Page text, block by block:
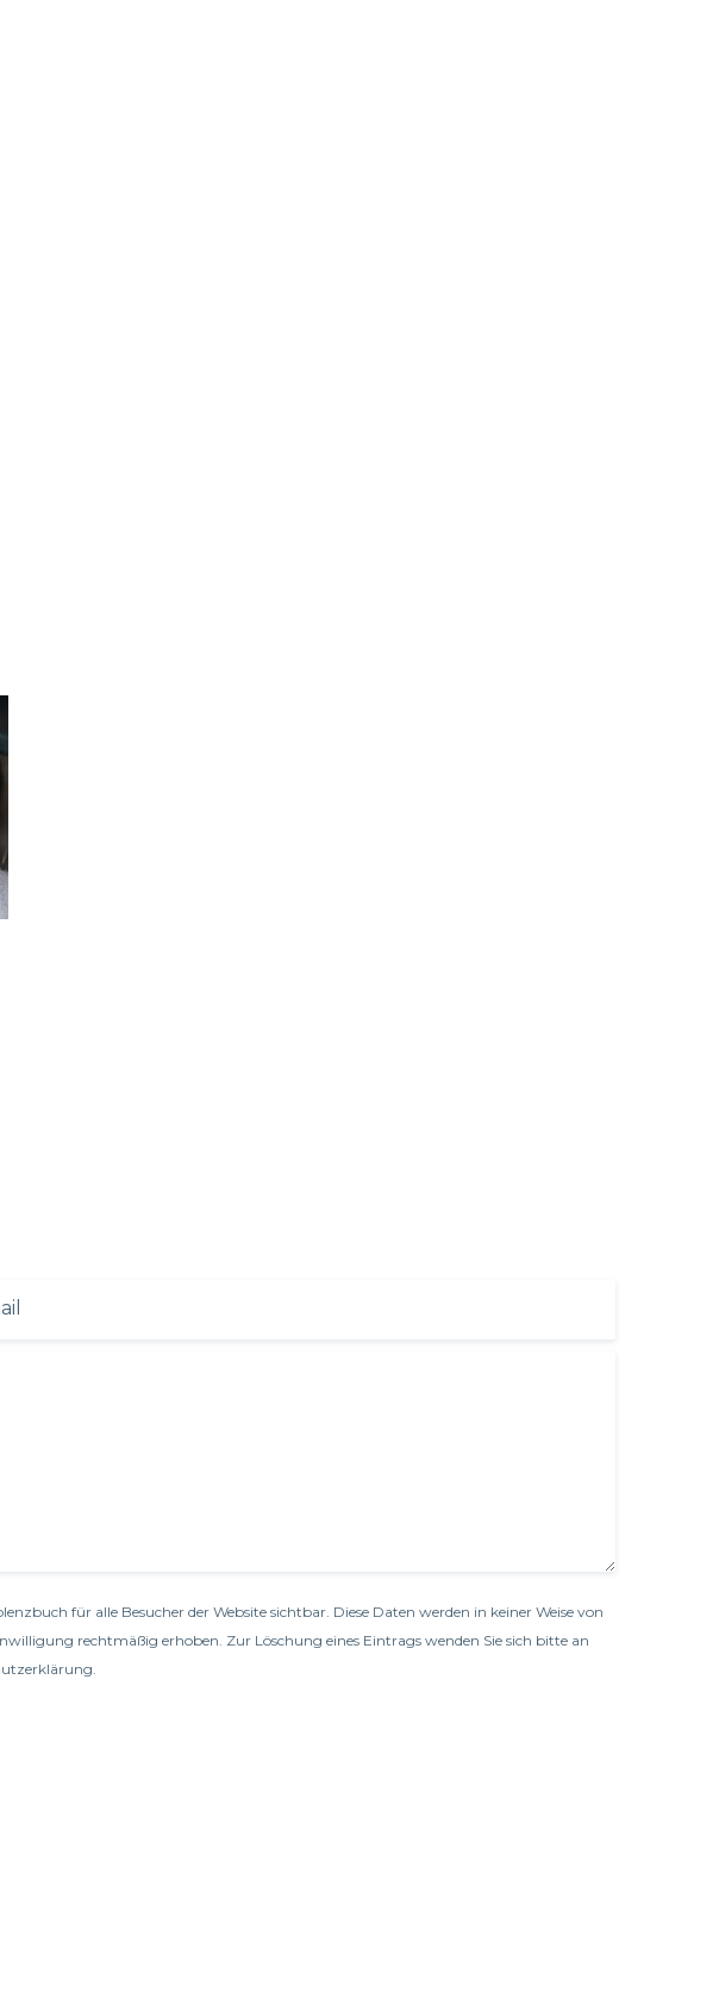
für alle Besucher der Website sichtbar. Diese Daten werden in keiner Weise von
rechtmäßig erhoben. Zur Löschung eines Eintrags wenden Sie sich bitte an